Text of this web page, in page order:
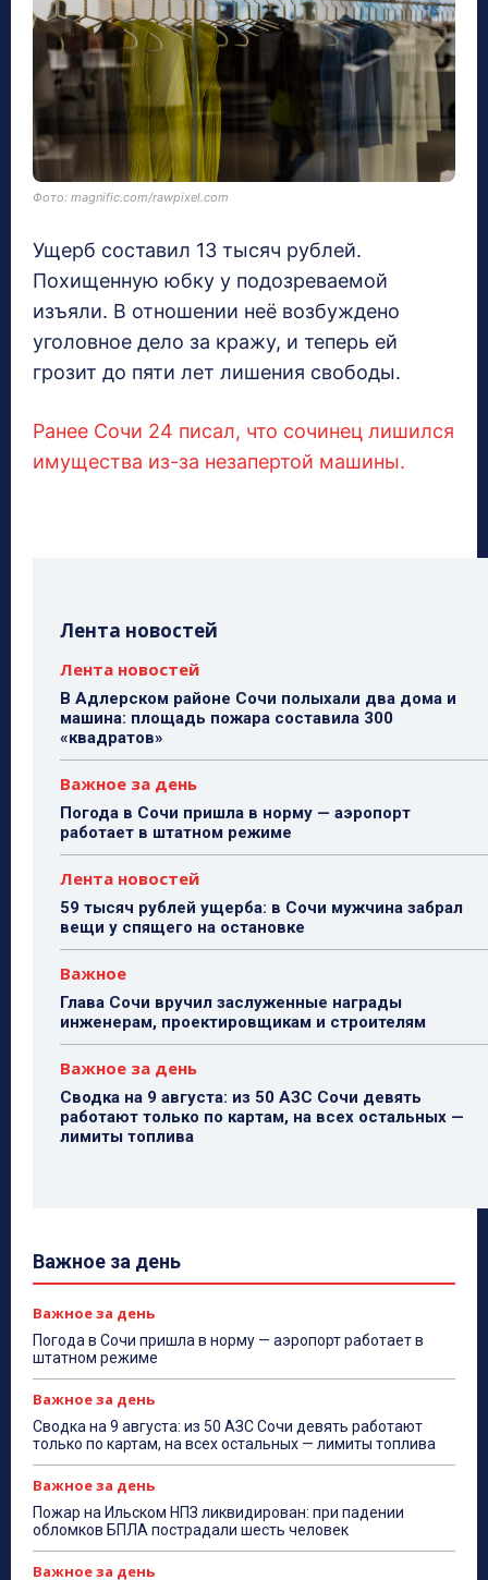
Фото: magnific.com/rawpixel.com
Ущерб составил 13 тысяч рублей.
Похищенную юбку у подозреваемой
изъяли. В отношении неё возбуждено
уголовное дело за кражу, и теперь ей
грозит до пяти лет лишения свободы.
Ранее Сочи 24 писал, что сочинец лишился
имущества из-за незапертой машины.
Лента новостей
Лента новостей
В Адлерском районе Сочи полыхали два дома и
машина: площадь пожара составила 300
«квадратов»
Важное за день
Погода в Сочи пришла в норму — аэропорт
работает в штатном режиме
Лента новостей
59 тысяч рублей ущерба: в Сочи мужчина забрал
вещи у спящего на остановке
Важное
Глава Сочи вручил заслуженные награды
инженерам, проектировщикам и строителям
Важное за день
Сводка на 9 августа: из 50 АЗС Сочи девять
работают только по картам, на всех остальных —
лимиты топлива
Важное за день
Важное за день
Погода в Сочи пришла в норму — аэропорт работает в
штатном режиме
Важное за день
Сводка на 9 августа: из 50 АЗС Сочи девять работают
только по картам, на всех остальных — лимиты топлива
Важное за день
Пожар на Ильском НПЗ ликвидирован: при падении
обломков БПЛА пострадали шесть человек
Важное за день